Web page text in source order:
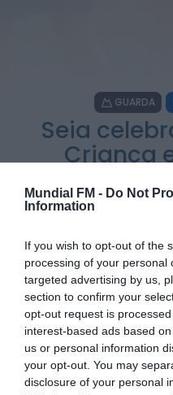
Mundial FM - Do Not
Information
If you wish to opt-out of the
processing of your personal
targeted advertising by us,
section to confirm your
opt-out request is
interest-based ads based
us or personal information
your opt-out. You may
disclosure of your personal
Diário
Homem
violação e
ONTEM,
ONTEM,
Notícias
Passagem
ao trânsito
ONTEM,
GUARDA
Seia
Criança
O Município de Seia
PARTILHAR ESTE ARTIGO
WhatsApp
Facebook
Messenger
Bluesky
Trello
Link